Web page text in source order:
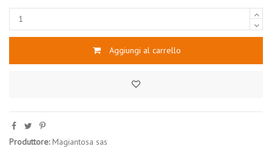
Aggiungi al carrello
Produttore: Magiantosa sas